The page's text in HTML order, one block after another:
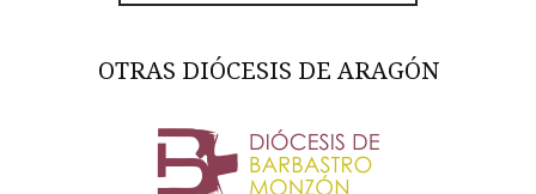
OTRAS DIÓCESIS DE ARAGÓN